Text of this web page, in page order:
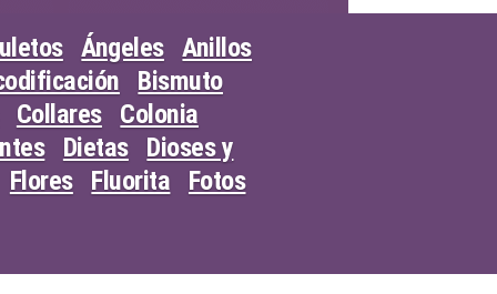
Ángeles Anillos
Bismuto
Collares
Colonia
Dietas
Dioses y
Flores
Fluorita Fotos